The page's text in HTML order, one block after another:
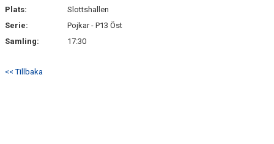
USM
Plats:
Slottshallen
Serie:
Pojkar - P13 Öst
Samling:
17:30
<< Tillbaka